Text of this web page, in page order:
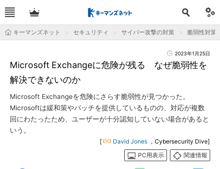
キーマンズネット セキュリティ サイバー攻撃の対策 脆弱性対策
2023年1月25日
Microsoft Exchangeに危険が残る なぜ脆弱性を
解決できないのか
Microsoft Exchangeを危険にさらす脆弱性が見つかった。
Microsoftは緩和策やパッチを提供しているものの、対応が複数
回にわたったため、ユーザーが十分認知していない場合があると
いう。
[ David Jones ，Cybersecurity Dive]
PC用表示
関連情報